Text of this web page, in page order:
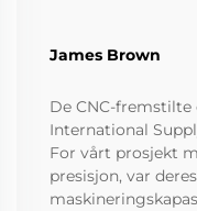
James Brown
De CNC-fremstilte
International
For vårt prosjekt
presisjon, var